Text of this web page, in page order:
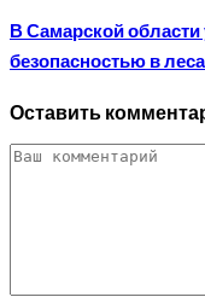
В Самарской
безопасностью в
Оставить